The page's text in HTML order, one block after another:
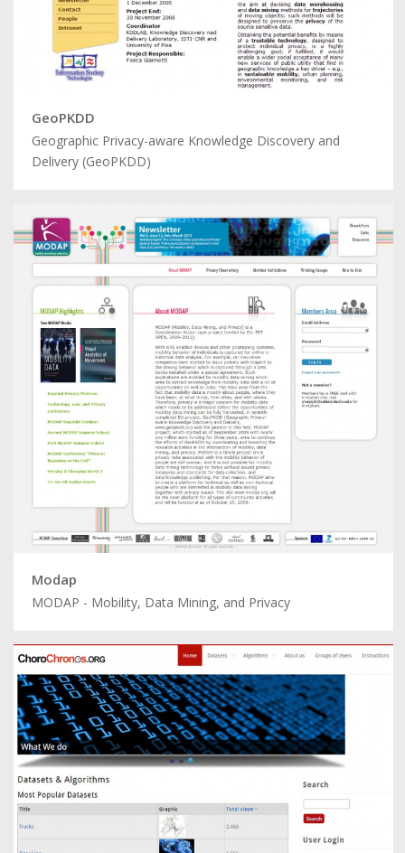
GeoPKDD
Geographic Privacy-aware Knowledge Discovery and
Delivery (GeoPKDD)
Modap
MODAP - Mobility, Data Mining, and Privacy